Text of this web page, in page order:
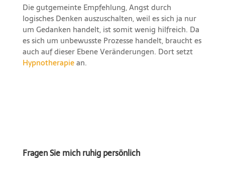
Die gutgemeinte Empfehlung, Angst durch
logisches Denken auszuschalten, weil es sich ja nur
um Gedanken handelt, ist somit wenig hilfreich. Da
es sich um unbewusste Prozesse handelt, braucht es
auch auf dieser Ebene Veränderungen. Dort setzt
Hypnotherapiean.
Fragen Sie mich ruhig persönlich